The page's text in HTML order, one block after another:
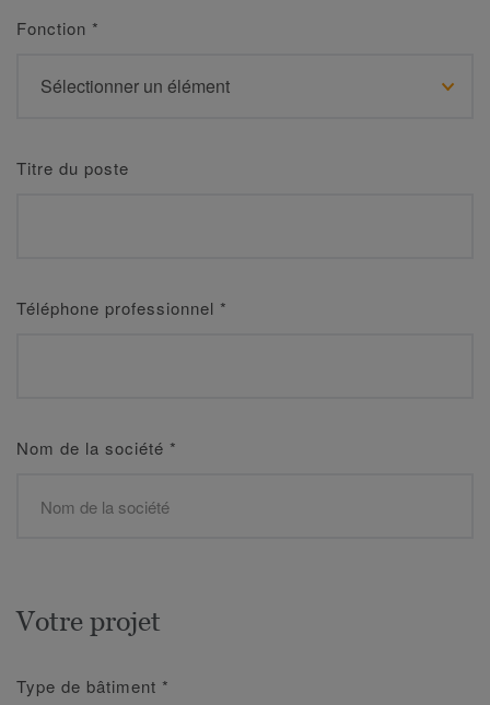
Fonction *
Titre du poste
Téléphone professionnel *
Nom de la société *
Votre projet
Type de bâtiment *